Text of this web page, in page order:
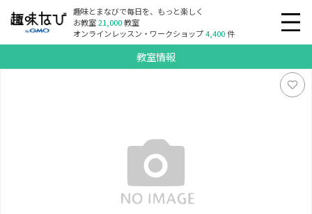
趣味とまなびで毎日を、もっと楽しく
お教室21,000教室
オンラインレッスン・ワークショップ4,400件
教室情報